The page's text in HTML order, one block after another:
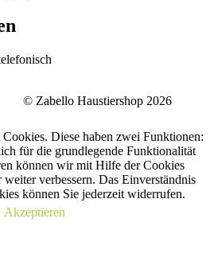
© Zabello Haustiershop 2026
Diese haben zwei Funktionen:
für die grundlegende Funktionalität
können wir mit Hilfe der Cookies
verbessern. Das Einverständnis
können Sie jederzeit widerrufen.
Akzeptieren